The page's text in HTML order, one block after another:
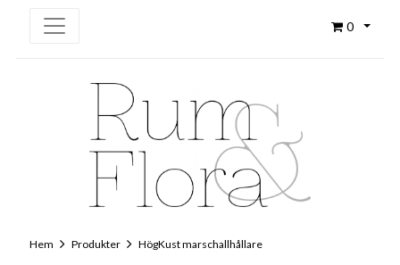
0
Hem Produkter HögKust marschallhållare